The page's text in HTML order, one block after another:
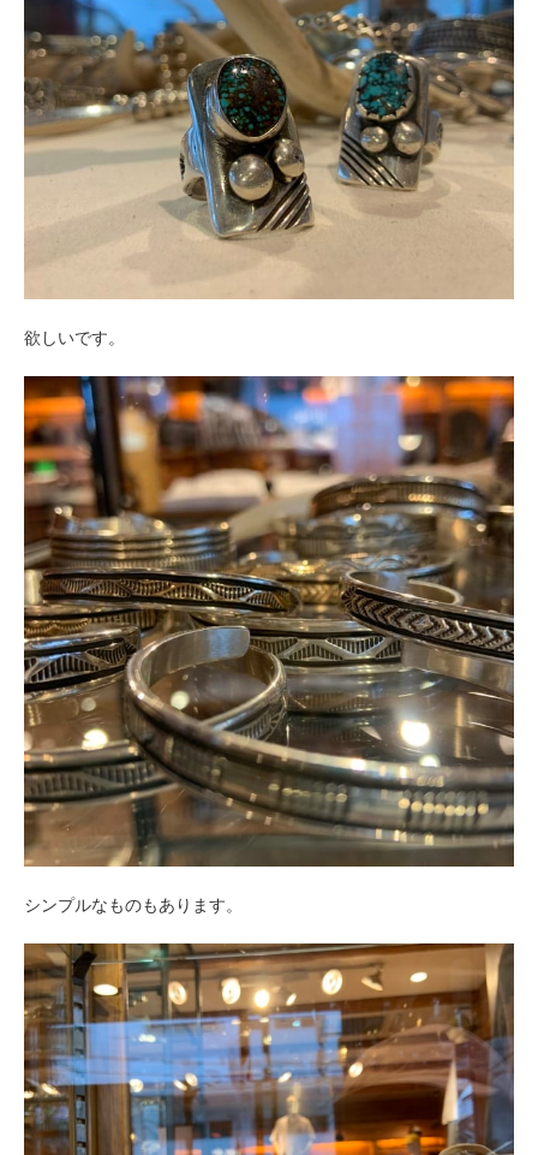
欲しいです。
シンプルなものもあります。